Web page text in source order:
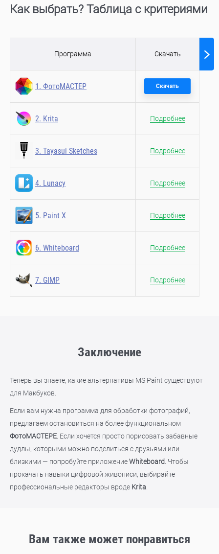
Как выбрать? Таблица с критериями
Программа Скачать
1. ФотоМАСТЕР
2. Krita
3. Tayasui Sketches
4. Lunacy
5. Paint X
6. Whiteboard
7. GIMP
Скачать
Подробнее
Подробнее
Подробнее
Подробнее
Подробнее
Подробнее
Заключение
Теперь вы знаете, какие альтернативы MS Paint существуют
для Макбуков.
Если вам нужна программа для обработки фотографий,
предлагаем остановиться на более функциональном
ФотоМАСТЕРЕ . Если хочется просто порисовать забавные
дудлы, которыми можно поделиться с друзьями или
близкими — попробуйте приложениеWhiteboard . Чтобы
прокачать навыки цифровой живописи, выбирайте
профессиональные редакторы вроде Krita
Вам также может понравиться